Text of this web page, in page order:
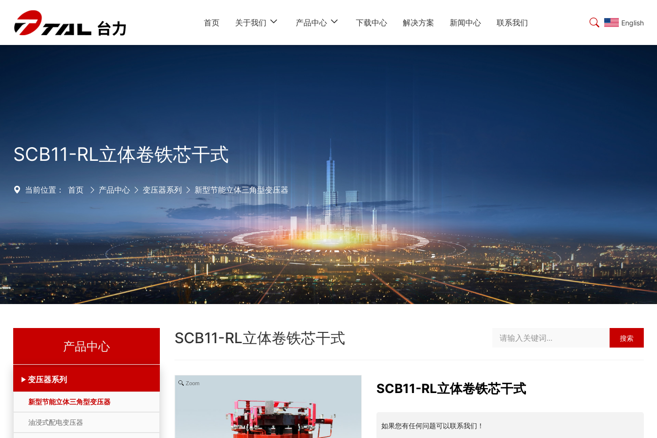
首页 关于我们 产品中心 下载中心 解决方案 新闻中心 联系我们 English
SCB11-RL立体卷铁芯干式
当前位置： 首页 产品中心 变压器系列 新型节能立体三角型变压器
产品中心
变压器系列
新型节能立体三角型变压器
油浸式配电变压器
SCB11-RL立体卷铁芯干式 搜索
Zoom SCB11-RL立体卷铁芯干式
如果您有任何问题可以联系我们！